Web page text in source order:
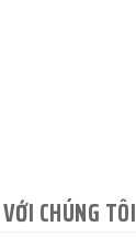
CHÚNG TÔI